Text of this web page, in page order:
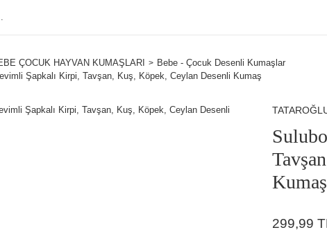
ÇOCUK HAYVAN KUMAŞLARI
Bebe - Çocuk Desenli Kumaşlar
Şapkalı Kirpi, Tavşan, Kuş, Köpek, Ceylan Desenli Kumaş
Kumaş
299,99